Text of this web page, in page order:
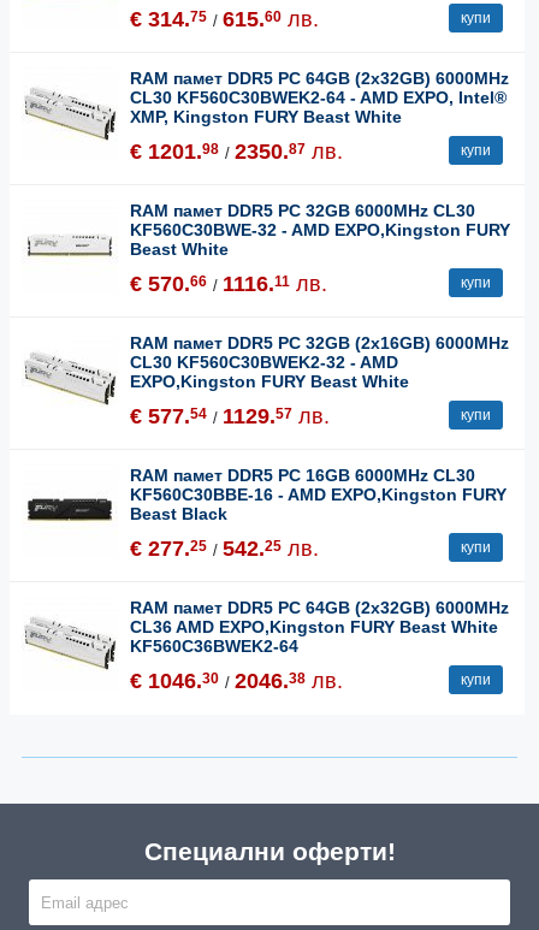
€ 314.75 / 615.60 лв. купи
RAM памет DDR5 PC 64GB (2x32GB) 6000MHz
CL30 KF560C30BWEK2-64 - AMD EXPO, Intel®
XMP, Kingston FURY Beast White
€ 1201.98 / 2350.87 лв. купи
RAM памет DDR5 PC 32GB 6000MHz CL30
KF560C30BWE-32 - AMD EXPO,Kingston FURY
Beast White
€ 570.66 / 1116.11 лв. купи
RAM памет DDR5 PC 32GB (2x16GB) 6000MHz
CL30 KF560C30BWEK2-32 - AMD
EXPO,Kingston FURY Beast White
€ 577.54 / 1129.57 лв. купи
RAM памет DDR5 PC 16GB 6000MHz CL30
KF560C30BBE-16 - AMD EXPO,Kingston FURY
Beast Black
€ 277.25 / 542.25 лв. купи
RAM памет DDR5 PC 64GB (2x32GB) 6000MHz
CL36 AMD EXPO,Kingston FURY Beast White
KF560C36BWEK2-64
€ 1046.30 / 2046.38 лв. купи
Специални оферти!